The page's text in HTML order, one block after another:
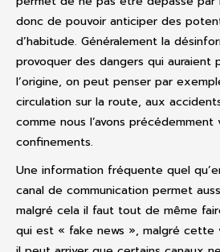
donc de pouvoir anticiper des
d’habitude. Généralement la
provoquer des dangers qui auraient
l’origine, on peut penser par
circulation sur la route, aux
comme nous l’avons précédemment
confinements.
Une information fréquente quel
canal de communication permet
malgré cela il faut tout de même
qui est « fake news », malgré cette